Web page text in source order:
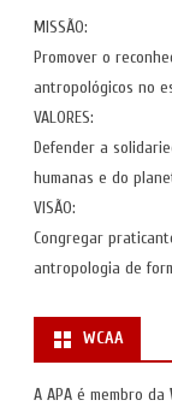
MISSÃO:
Promover o
antropológicos no
VALORES:
Defender a
humanas e do
VISÃO:
Congregar
antropologia de
WCAA
A APA é membro da